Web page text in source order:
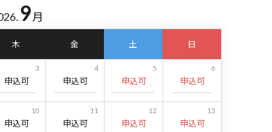
9 月
木 金 土 日
3
申込可
4
申込可
5
申込可
6
申込可
10
申込可
11
申込可
12
申込可
13
申込可